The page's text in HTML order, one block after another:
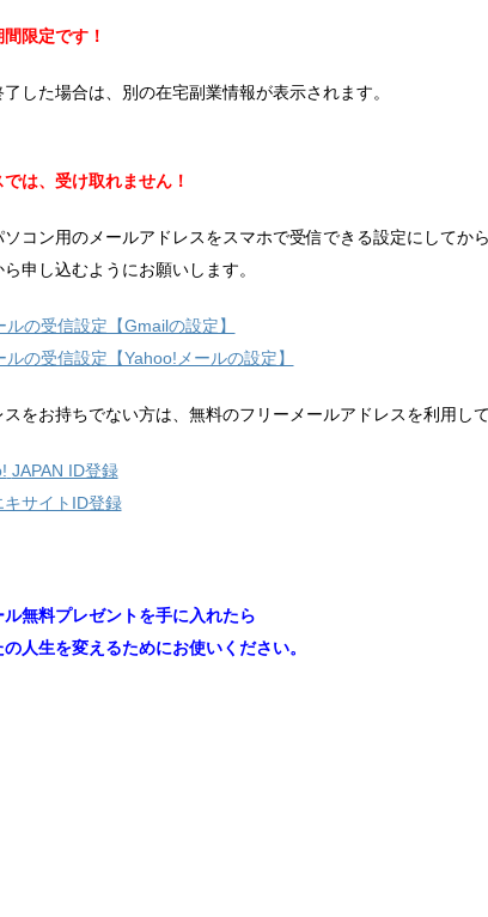
限定です！
した場合は、別の在宅副業情報が表示されます。
は、受け取れません！
コン用のメールアドレスをスマホで受信できる設定にしてか
申し込むようにお願いします。
の受信設定【Gmailの設定】
の受信設定【Yahoo!メールの設定】
をお持ちでない方は、無料のフリーメールアドレスを利用して
JAPAN ID登録
サイトID登録
無料プレゼントを手に入れたら
人生を変えるためにお使いください。